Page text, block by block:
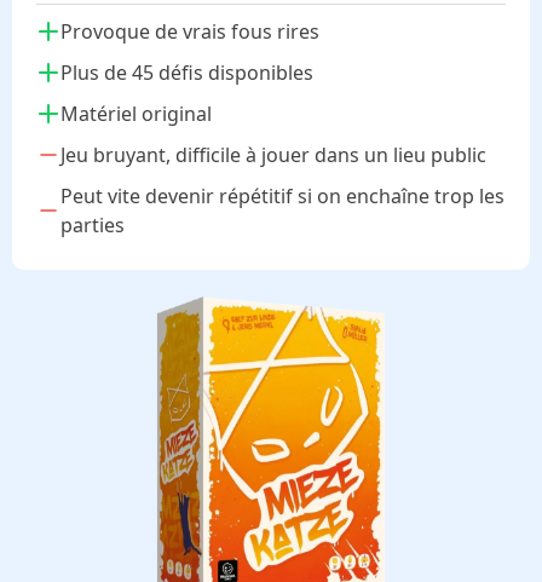
Provoque de vrais fous rires
Plus de 45 défis disponibles
Matériel original
Jeu bruyant, difficile à jouer dans un lieu public
Peut vite devenir répétitif si on enchaîne trop les
parties